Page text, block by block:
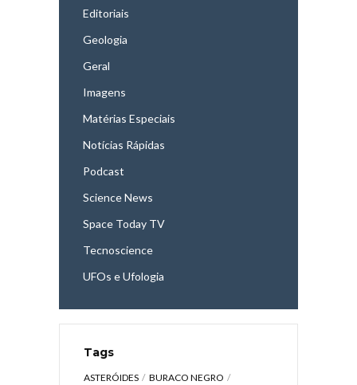
Editoriais
Geologia
Geral
Imagens
Matérias Especiais
Notícias Rápidas
Podcast
Science News
Space Today TV
Tecnoscience
UFOs e Ufologia
Tags
ASTERÓIDES
BURACO NEGRO